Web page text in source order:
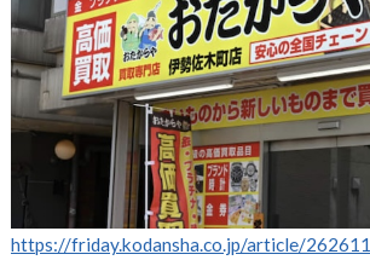
https://friday.kodansha.co.jp/article/262611